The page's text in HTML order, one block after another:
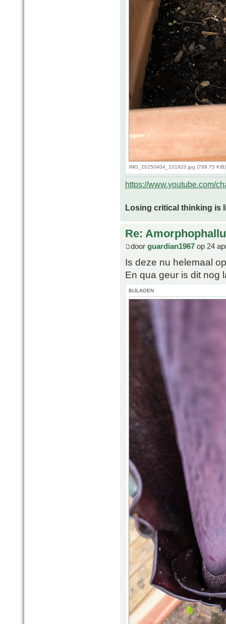
IMG_20250404_101920.jpg (789.75
https://www.youtube.com/
Losing critical thinking is
Re:
door guardian1967 op 24
Is deze nu helemaal
En qua geur is dit nog
BIJLAGEN